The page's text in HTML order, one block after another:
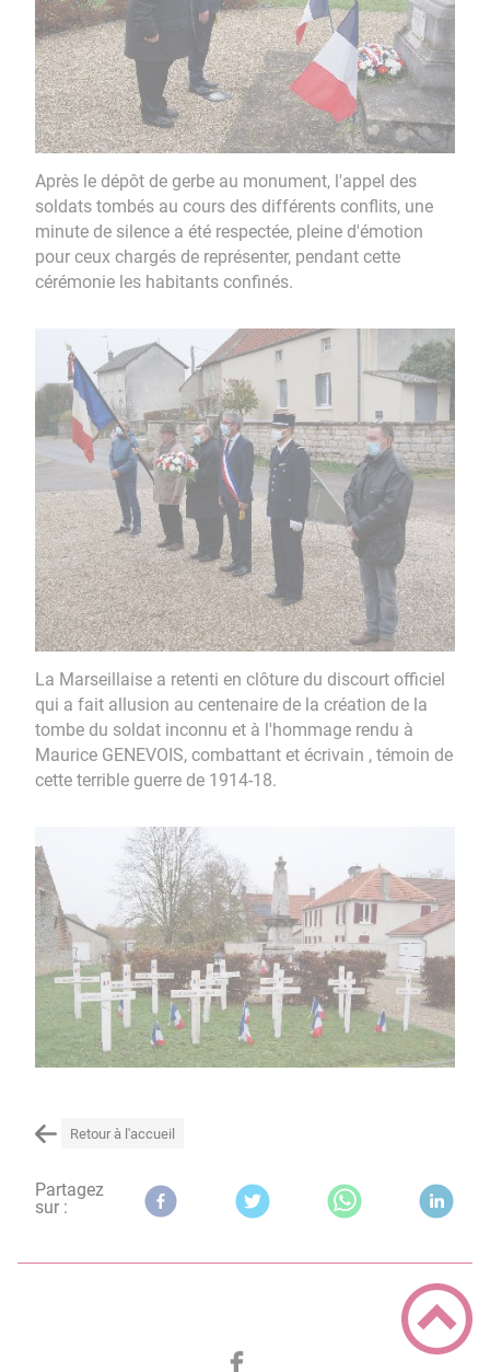
Après le dépôt de gerbe au monument, l'appel des
soldats tombés au cours des différents conflits, une
minute de silence a été respectée, pleine d'émotion
pour ceux chargés de représenter, pendant cette
cérémonie les habitants confinés.
La Marseillaise a retenti en clôture du discourt officiel
qui a fait allusion au centenaire de la création de la
tombe du soldat inconnu et à l'hommage rendu à
Maurice GENEVOIS, combattant et écrivain , témoin de
cette terrible guerre de 1914-18.
Retour à l'accueil
Partagez
sur :